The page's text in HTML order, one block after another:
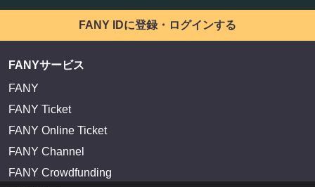
FANY IDに登録・ログインする
FANYサービス
FANY
FANY Ticket
FANY Online Ticket
FANY Channel
FANY Crowdfunding